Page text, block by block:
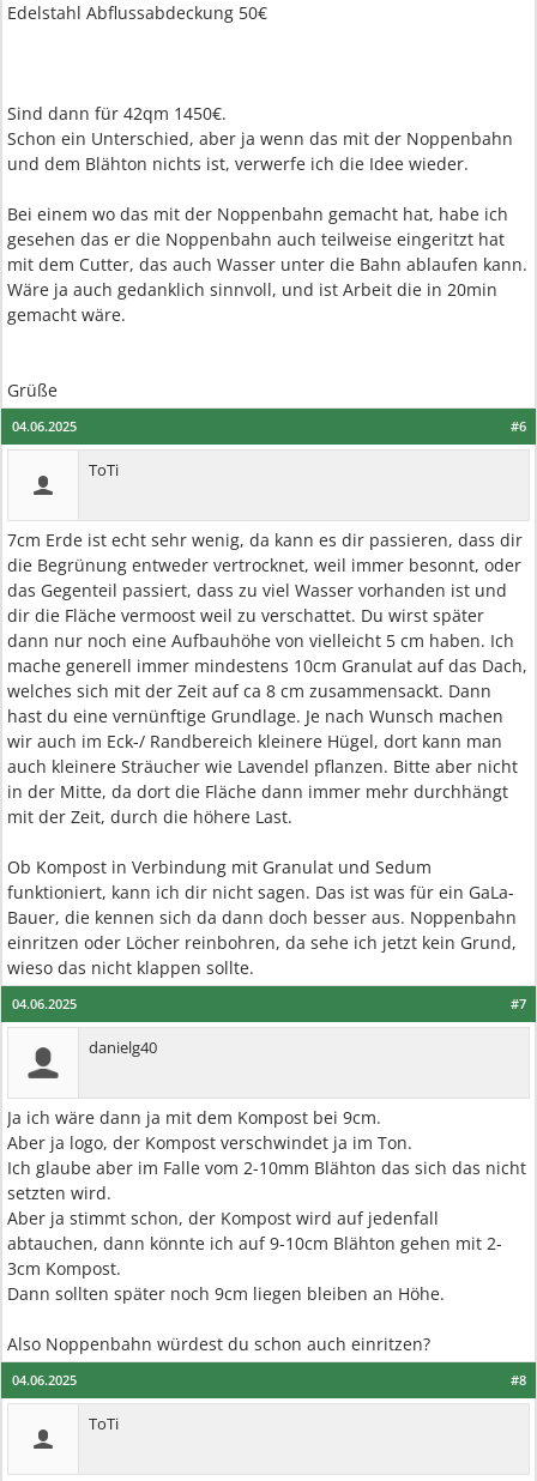
Edelstahl Abflussabdeckung 50€
Sind dann für 42qm 1450€.
Schon ein Unterschied, aber ja wenn das mit der Noppenbahn
und dem Blähton nichts ist, verwerfe ich die Idee wieder.
Bei einem wo das mit der Noppenbahn gemacht hat, habe ich
gesehen das er die Noppenbahn auch teilweise eingeritzt hat
mit dem Cutter, das auch Wasser unter die Bahn ablaufen kann.
Wäre ja auch gedanklich sinnvoll, und ist Arbeit die in 20min
gemacht wäre.
Grüße
#6
04.06.2025
ToTi
7cm Erde ist echt sehr wenig, da kann es dir passieren, dass dir
die Begrünung entweder vertrocknet, weil immer besonnt, oder
das Gegenteil passiert, dass zu viel Wasser vorhanden ist und
dir die Fläche vermoost weil zu verschattet. Du wirst später
dann nur noch eine Aufbauhöhe von vielleicht 5 cm haben. Ich
mache generell immer mindestens 10cm Granulat auf das Dach,
welches sich mit der Zeit auf ca 8 cm zusammensackt. Dann
hast du eine vernünftige Grundlage. Je nach Wunsch machen
wir auch im Eck-/ Randbereich kleinere Hügel, dort kann man
auch kleinere Sträucher wie Lavendel pflanzen. Bitte aber nicht
in der Mitte, da dort die Fläche dann immer mehr durchhängt
mit der Zeit, durch die höhere Last.
Ob Kompost in Verbindung mit Granulat und Sedum
funktioniert, kann ich dir nicht sagen. Das ist was für ein GaLa-
Bauer, die kennen sich da dann doch besser aus. Noppenbahn
einritzen oder Löcher reinbohren, da sehe ich jetzt kein Grund,
wieso das nicht klappen sollte.
#7
04.06.2025
danielg40
Ja ich wäre dann ja mit dem Kompost bei 9cm.
Aber ja logo, der Kompost verschwindet ja im Ton.
Ich glaube aber im Falle vom 2-10mm Blähton das sich das nicht
setzten wird.
Aber ja stimmt schon, der Kompost wird auf jedenfall
abtauchen, dann könnte ich auf 9-10cm Blähton gehen mit 2-
3cm Kompost.
Dann sollten später noch 9cm liegen bleiben an Höhe.
Also Noppenbahn würdest du schon auch einritzen?
#8
04.06.2025
ToTi